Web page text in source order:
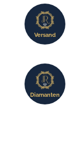
Versand
Diamanten